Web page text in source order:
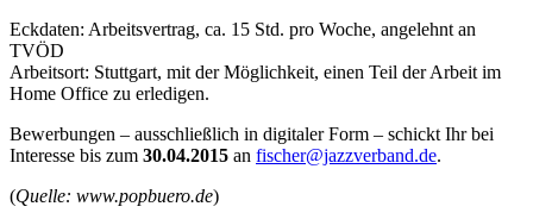
Eckdaten: Arbeitsvertrag, ca. 15 Std. pro Woche, angelehnt an
TVÖD
Arbeitsort: Stuttgart, mit der Möglichkeit, einen Teil der Arbeit im
Home Office zu erledigen.
Bewerbungen – ausschließlich in digitaler Form – schickt Ihr bei
Interesse bis zum 30.04.2015 an ed.dn
abrev
zzaj@
rehcs
if
.
(Quelle: www.popbuero.de)